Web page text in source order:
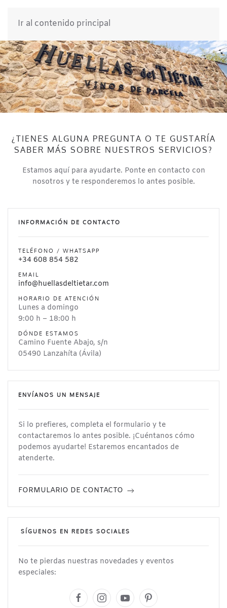
Ir al contenido principal
¿TIENES ALGUNA PREGUNTA O TE GUSTARÍA
SABER MÁS SOBRE NUESTROS SERVICIOS?
Estamos aquí para ayudarte. Ponte en contacto con
nosotros y te responderemos lo antes posible.
INFORMACIÓN DE CONTACTO
TELÉFONO / WHATSAPP
+34 608 854 582
EMAIL
info@huellasdeltietar.com
HORARIO DE ATENCIÓN
Lunes a domingo
9:00 h – 18:00 h
DÓNDE ESTAMOS
Camino Fuente Abajo, s/n
05490 Lanzahíta (Ávila)
ENVÍANOS UN MENSAJE
Si lo prefieres, completa el formulario y te
contactaremos lo antes posible. ¡Cuéntanos cómo
podemos ayudarte! Estaremos encantados de
atenderte.
FORMULARIO DE CONTACTO
SÍGUENOS EN REDES SOCIALES
No te pierdas nuestras novedades y eventos
especiales: